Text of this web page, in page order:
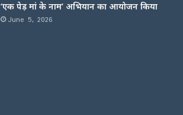
‘एक पेड़ मां के नाम’ अभियान का आयोजन किया
June 5, 2026